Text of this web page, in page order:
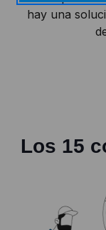
hay una
Los 15